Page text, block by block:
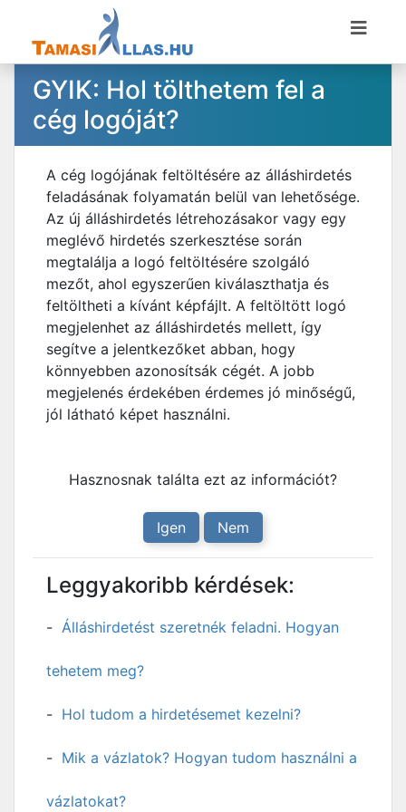
GYIK: Hol tölthetem fel a
cég logóját?
A cég logójának feltöltésére az álláshirdetés
feladásának folyamatán belül van lehetősége.
Az új álláshirdetés létrehozásakor vagy egy
meglévő hirdetés szerkesztése során
megtalálja a logó feltöltésére szolgáló
mezőt, ahol egyszerűen kiválaszthatja és
feltöltheti a kívánt képfájlt. A feltöltött logó
megjelenhet az álláshirdetés mellett, így
segítve a jelentkezőket abban, hogy
könnyebben azonosítsák cégét. A jobb
megjelenés érdekében érdemes jó minőségű,
jól látható képet használni.
Hasznosnak találta ezt az információt?
Igen Nem
Leggyakoribb kérdések:
Álláshirdetést szeretnék feladni. Hogyan
tehetem meg?
Hol tudom a hirdetésemet kezelni?
Mik a vázlatok? Hogyan tudom használni a
vázlatokat?